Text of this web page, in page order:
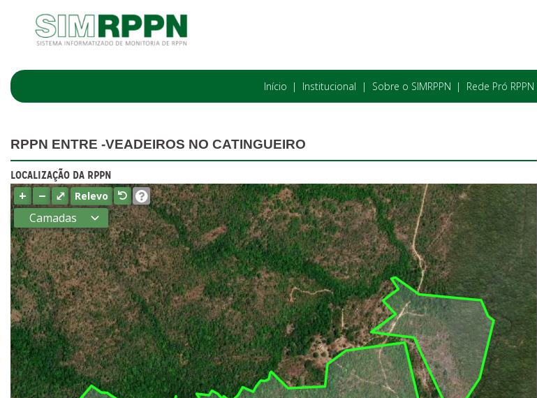
Início Institucional Sobre o SIMRPPN Rede Pró RPPN
RPPN ENTRE -VEADEIROS NO CATINGUEIRO
LOCALIZAÇÃO DA RPPN
+ − ⤢ Relevo
Camadas
Estados
Municípios
Terras
indígenas
(FUNAI)
UC Federal
UC Estaduais
UC
Municipais